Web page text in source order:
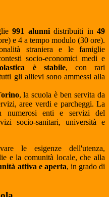
991 alunnidistribuiti in49
e 4 a tempo modulo (30 ore).
straniera e le famiglie
socio-economici medi e
è stabile, con rari
gli allievi sono ammessi alla
, la scuola è ben servita da
aree verdi e parcheggi. La
numerosi enti e servizi del
socio-sanitari, università e
le esigenze dell'utenza,
e la comunità locale, che alla
attiva e aperta, in grado di